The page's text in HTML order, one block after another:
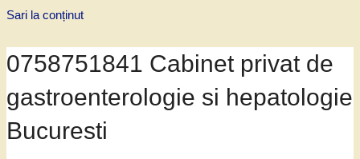
Sari la conținut
0758751841 Cabinet privat de
gastroenterologie si hepatologie
Bucuresti